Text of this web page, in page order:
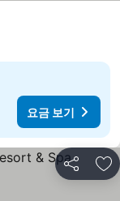
요금 보기
공유 즐